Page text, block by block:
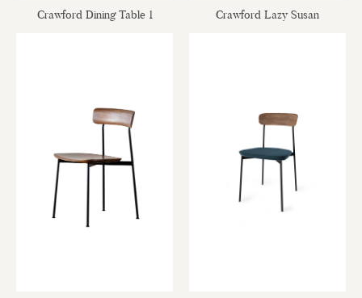
Crawford Dining Table 1 Crawford Lazy Susan